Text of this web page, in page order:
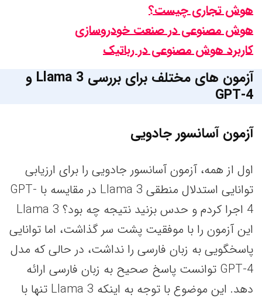
هوش تجاری چیست؟
هوش مصنوعی در صنعت خودروسازی
کاربرد هوش مصنوعی در رباتیک
آزمون های مختلف برای بررسی Llama 3 و
GPT-4
آزمون آسانسور جادویی
اول از همه، آزمون آسانسور جادویی را برای ارزیابی
توانایی استدلال منطقی Llama 3 در مقایسه با GPT-
4 اجرا کردم و حدس بزنید نتیجه چه بود؟ Llama 3
این آزمون را با موفقیت پشت سر گذاشت، اما توانایی
پاسخگویی به زبان فارسی را نداشت، در حالی که مدل
GPT-4 توانست پاسخ صحیح به زبان فارسی ارائه
دهد. این موضوع با توجه به اینکه Llama 3 تنها با